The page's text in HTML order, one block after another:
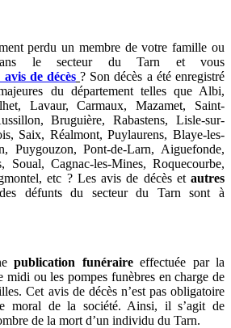
perdu un membre de votre famille ou
dans le secteur du Tarn et vous
de décès ? Son décès a été enregistré
du département telles que Albi,
Lavaur, Carmaux, Mazamet, Saint-
Bruguière, Rabastens, Lisle-sur-
Saix, Réalmont, Puylaurens, Blaye-les-
Puygouzon, Pont-de-Larn, Aiguefonde,
Soual, Cagnac-les-Mines, Roquecourbe,
etc ? Les avis de décès et autres
défunts du secteur du Tarn sont à
publication funéraireeffectuée par la
ou les pompes funèbres en charge de
Cet avis de décès n’est pas obligatoire
moral de la société. Ainsi, il s’agit de
de la mort d’un individu du Tarn.